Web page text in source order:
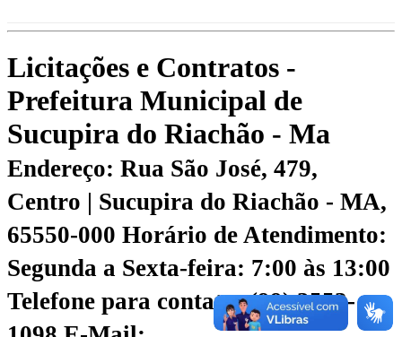
Licitações e Contratos -
Prefeitura Municipal de
Sucupira do Riachão - Ma
Endereço: Rua São José, 479,
Centro | Sucupira do Riachão - MA,
65550-000 Horário de Atendimento:
Segunda a Sexta-feira: 7:00 às 13:00
Telefone para contato: (99) 3553-